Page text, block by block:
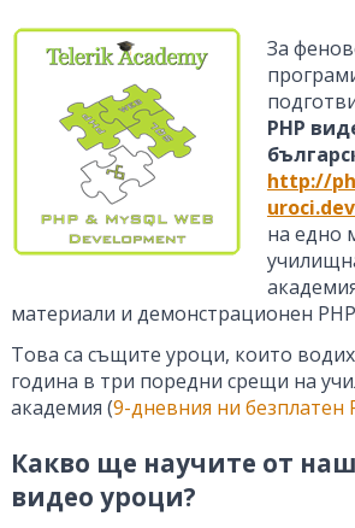
За
PHP
http://
на едно
материали и демонстрационен
Това са същите уроци, които
година в три поредни срещи на
академия (9-дневния ни безплатен
Какво ще научите от
видео уроци?